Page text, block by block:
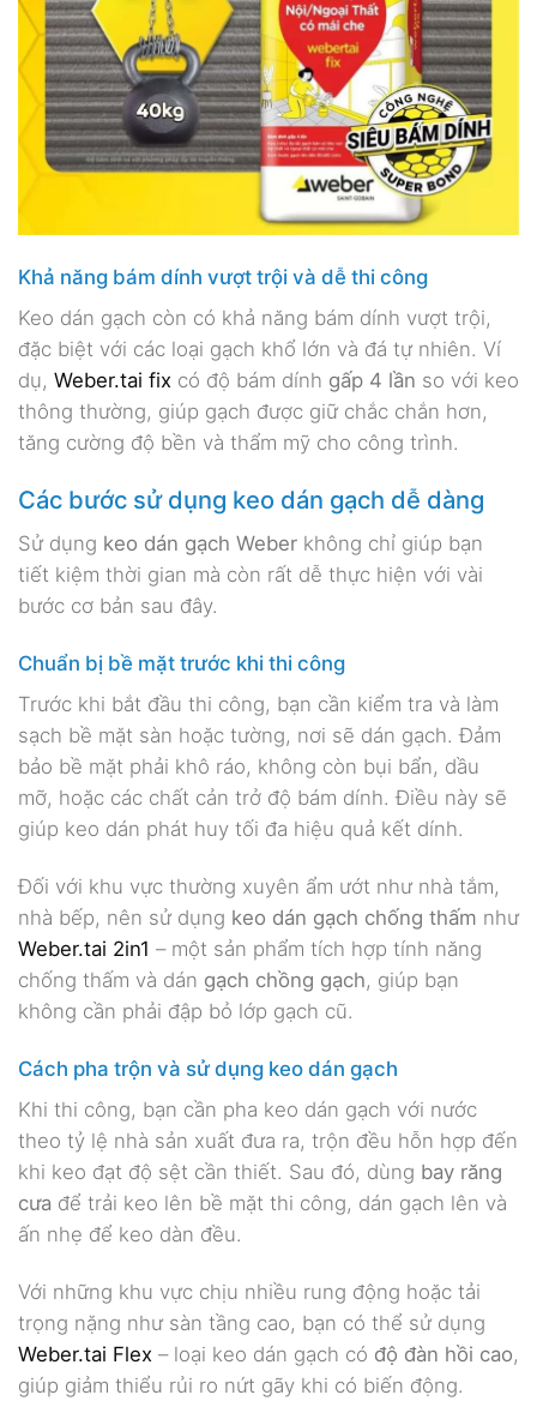
Khả năng bám dính vượt trội và dễ thi công
Keo dán gạch còn có khả năng bám dính vượt trội,
đặc biệt với các loại gạch khổ lớn và đá tự nhiên. Ví
dụ, Weber.tai fix có độ bám dính gấp 4 lần so với keo
thông thường, giúp gạch được giữ chắc chắn hơn,
tăng cường độ bền và thẩm mỹ cho công trình.
Các bước sử dụng keo dán gạch dễ dàng
Sử dụng keo dán gạch Weber không chỉ giúp bạn
tiết kiệm thời gian mà còn rất dễ thực hiện với vài
bước cơ bản sau đây.
Chuẩn bị bề mặt trước khi thi công
Trước khi bắt đầu thi công, bạn cần kiểm tra và làm
sạch bề mặt sàn hoặc tường, nơi sẽ dán gạch. Đảm
bảo bề mặt phải khô ráo, không còn bụi bẩn, dầu
mỡ, hoặc các chất cản trở độ bám dính. Điều này sẽ
giúp keo dán phát huy tối đa hiệu quả kết dính.
Đối với khu vực thường xuyên ẩm ướt như nhà tắm,
nhà bếp, nên sử dụng keo dán gạch chống thấm như
Weber.tai 2in1 – một sản phẩm tích hợp tính năng
chống thấm và dán gạch chồng gạch, giúp bạn
không cần phải đập bỏ lớp gạch cũ.
Cách pha trộn và sử dụng keo dán gạch
Khi thi công, bạn cần pha keo dán gạch với nước
theo tỷ lệ nhà sản xuất đưa ra, trộn đều hỗn hợp đến
khi keo đạt độ sệt cần thiết. Sau đó, dùng bay răng
cưa để trải keo lên bề mặt thi công, dán gạch lên và
ấn nhẹ để keo dàn đều.
Với những khu vực chịu nhiều rung động hoặc tải
trọng nặng như sàn tầng cao, bạn có thể sử dụng
Weber.tai Flex – loại keo dán gạch có độ đàn hồi cao,
giúp giảm thiểu rủi ro nứt gãy khi có biến động.